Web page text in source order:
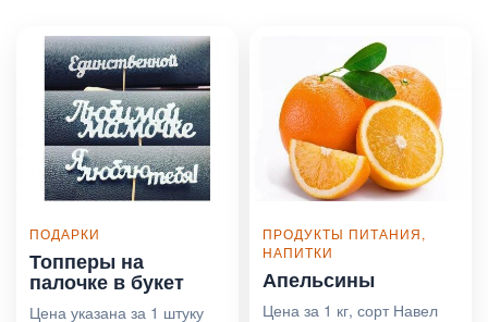
ПОДАРКИ
Топперы на
палочке в букет
Цена указана за 1 штуку
ПРОДУКТЫ ПИТАНИЯ,
НАПИТКИ
Апельсины
Цена за 1 кг, сорт Навел